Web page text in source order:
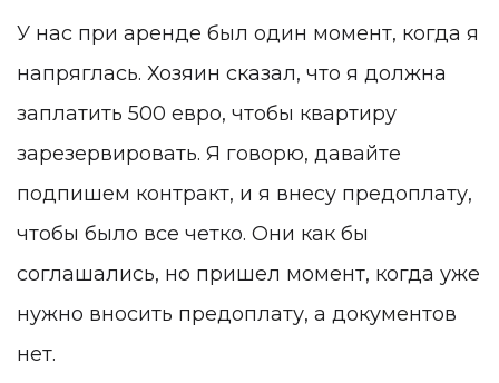
У нас при аренде был один момент, когда я
напряглась. Хозяин сказал, что я должна
заплатить 500 евро, чтобы квартиру
зарезервировать. Я говорю, давайте
подпишем контракт, и я внесу предоплату,
чтобы было все четко. Они как бы
соглашались, но пришел момент, когда уже
нужно вносить предоплату, а документов
нет.